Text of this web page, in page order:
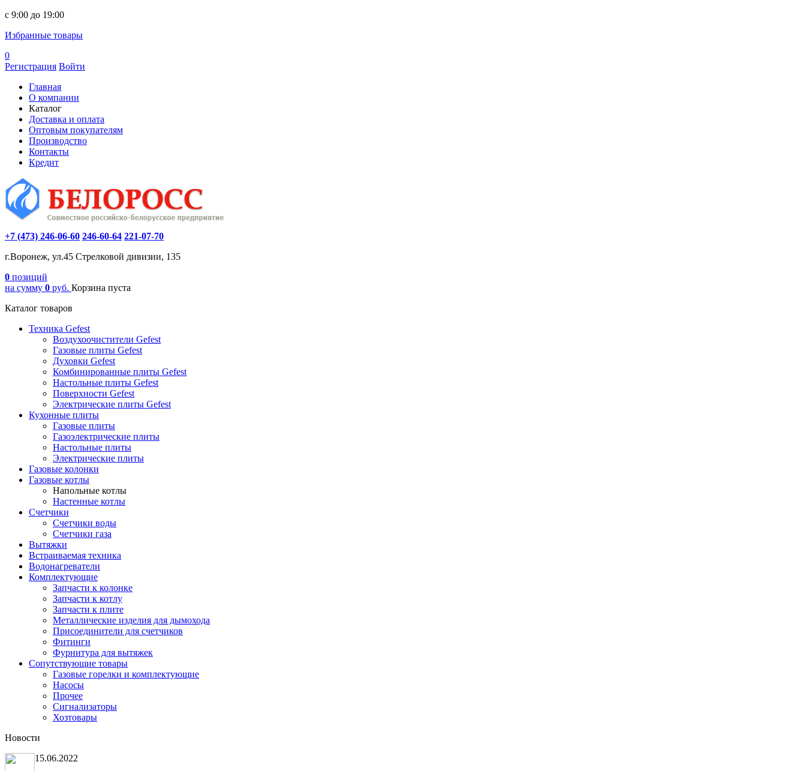
c 9:00 до 19:00
Избранные товары
0
Регистрация Войти
Главная
О компании
Каталог
Доставка и оплата
Оптовым покупателям
Производство
Контакты
Кредит
+7 (473) 246-06-60 246-60-64 221-07-70
г.Воронеж, ул.45 Стрелковой дивизии, 135
0 позиций
на сумму 0 руб. Корзина пуста
Каталог товаров
Техника Gefest
Воздухоочистители Gefest
Газовые плиты Gefest
Духовки Gefest
Комбинированные плиты Gefest
Настольные плиты Gefest
Поверхности Gefest
Электрические плиты Gefest
Кухонные плиты
Газовые плиты
Газоэлектрические плиты
Настольные плиты
Электрические плиты
Газовые колонки
Газовые котлы
Напольные котлы
Настенные котлы
Счетчики
Счетчики воды
Счетчики газа
Вытяжки
Встраиваемая техника
Водонагреватели
Комплектующие
Запчасти к колонке
Запчасти к котлу
Запчасти к плите
Металлические изделия для дымохода
Присоединители для счетчиков
Фитинги
Фурнитура для вытяжек
Сопутствующие товары
Газовые горелки и комплектующие
Насосы
Прочее
Сигнализаторы
Хозтовары
Новости
15.06.2022